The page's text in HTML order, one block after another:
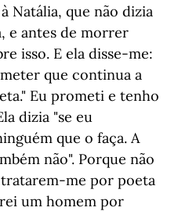
Natália, que não dizia
e antes de morrer
isso. E ela disse-me:
que continua a
Eu prometi e tenho
dizia "se eu
que o faça. A
não". Porque não
me por poeta
um homem por